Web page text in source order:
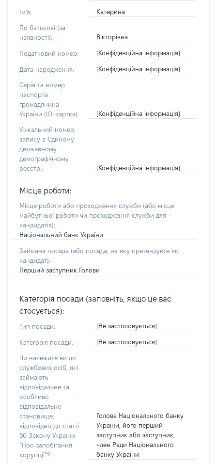
Ім'я: Катерина
По батькові (за
наявності):
Вікторівна
Податковий номер: [Конфіденційна інформація]
Дата народження: [Конфіденційна інформація]
Серія та номер
паспорта
громадянина
України (ID-картка):
[Конфіденційна інформація]
Унікальний номер
запису в Єдиному
державному
демографічному
реєстрі:
[Конфіденційна інформація]
Місце роботи:
Місце роботи або проходження служби (або місце
майбутньої роботи чи проходження служби для
кандидатів):
Національний банк України
Займана посада (або посада, на яку претендуєте як
кандидат):
Перший заступник Голови
Категорія посади (заповніть, якщо це вас
стосується):
Тип посади: [Не застосовується]
Категорія посади: [Не застосовується]
Чи належите ви до
службових осіб, які
займають
відповідальне та
особливо
відповідальне
становище,
відповідно до статті
50 Закону України
“Про запобігання
корупції”?
Голова Національного банку
України, його перший
заступник або заступник,
член Ради Національного
банку України